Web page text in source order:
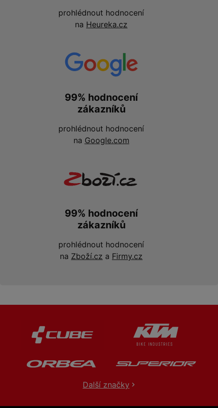
prohlédnout hodnocení
na Heureka.cz
99% hodnocení
zákazníků
prohlédnout hodnocení
na Google.com
99% hodnocení
zákazníků
prohlédnout hodnocení
na Zboží.cz a Firmy.cz
Další značky